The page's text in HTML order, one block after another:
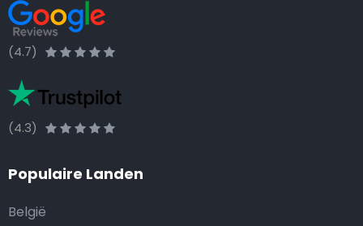
(4.7)
(4.3)
Populaire Landen
België